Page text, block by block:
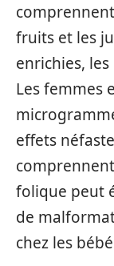
fruits et les
enrichies,
Les femmes
effets
comprennent
folique peut
de
chez les